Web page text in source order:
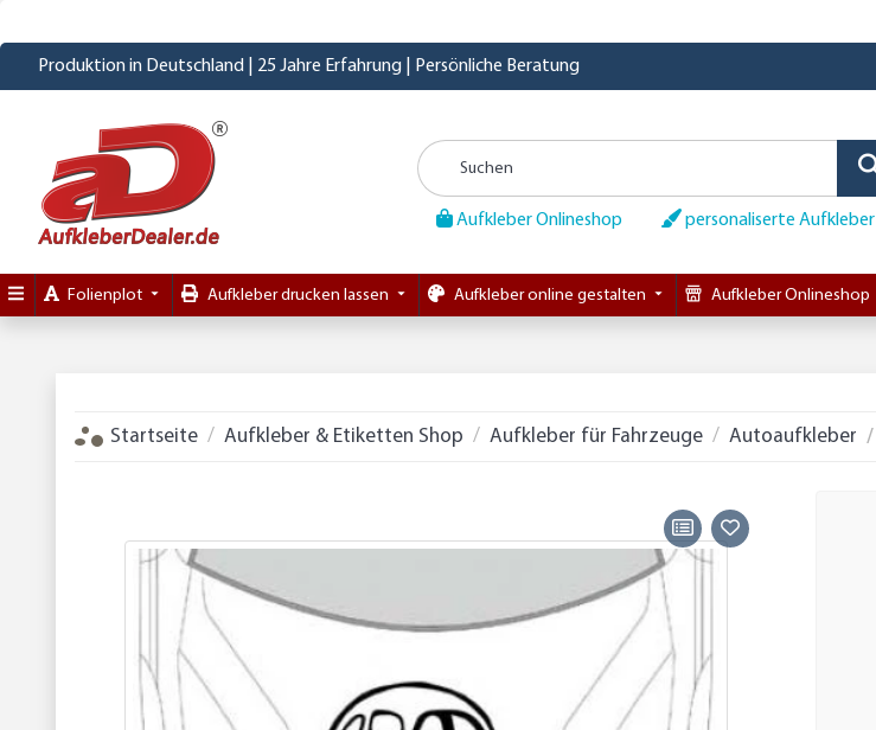
Produktion in Deutschland | 25 Jahre Erfahrung | Persönliche Beratung
Aufkleber Onlineshop personaliserte Aufkleber
Folienplot Aufkleber drucken lassen Aufkleber online gestalten Aufkleber Onlineshop
Startseite Aufkleber & Etiketten Shop Aufkleber für Fahrzeuge Autoaufkleber